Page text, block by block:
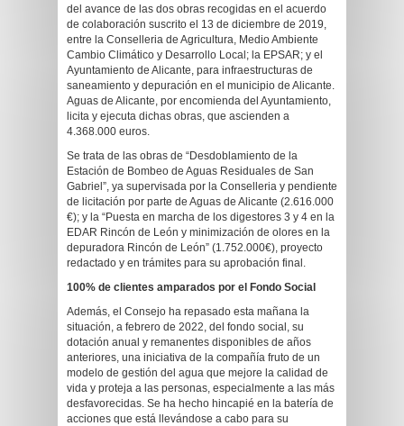
del avance de las dos obras recogidas en el acuerdo
de colaboración suscrito el 13 de diciembre de 2019,
entre la Conselleria de Agricultura, Medio Ambiente
Cambio Climático y Desarrollo Local; la EPSAR; y el
Ayuntamiento de Alicante, para infraestructuras de
saneamiento y depuración en el municipio de Alicante.
Aguas de Alicante, por encomienda del Ayuntamiento,
licita y ejecuta dichas obras, que ascienden a
4.368.000 euros.
Se trata de las obras de “Desdoblamiento de la
Estación de Bombeo de Aguas Residuales de San
Gabriel”, ya supervisada por la Conselleria y pendiente
de licitación por parte de Aguas de Alicante (2.616.000
€); y la “Puesta en marcha de los digestores 3 y 4 en la
EDAR Rincón de León y minimización de olores en la
depuradora Rincón de León” (1.752.000€), proyecto
redactado y en trámites para su aprobación final.
100% de clientes amparados por el Fondo Social
Además, el Consejo ha repasado esta mañana la
situación, a febrero de 2022, del fondo social, su
dotación anual y remanentes disponibles de años
anteriores, una iniciativa de la compañía fruto de un
modelo de gestión del agua que mejore la calidad de
vida y proteja a las personas, especialmente a las más
desfavorecidas. Se ha hecho hincapié en la batería de
acciones que está llevándose a cabo para su